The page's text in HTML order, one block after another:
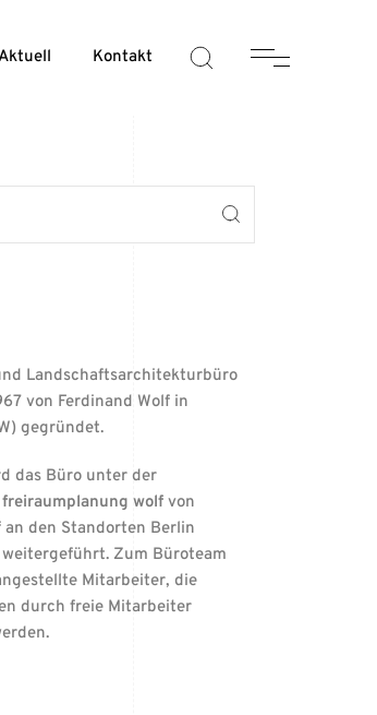
Kontakt
Landschaftsarchitekturbüro
von Ferdinand Wolf in
gegründet.
das Büro unter der
freiraumplanung wolfvon
an den Standorten Berlin
Zum Büroteam
Mitarbeiter, die
durch freie Mitarbeiter